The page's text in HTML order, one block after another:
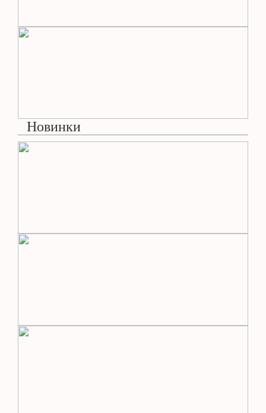
Новинки